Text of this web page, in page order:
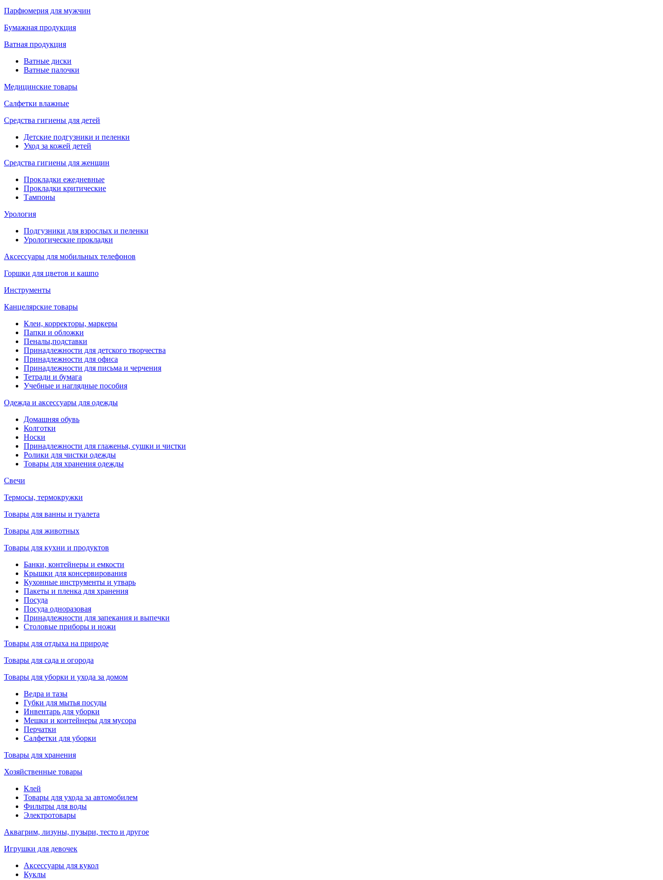
Парфюмерия для мужчин
Бумажная продукция
Ватная продукция
Ватные диски
Ватные палочки
Медицинские товары
Салфетки влажные
Средства гигиены для детей
Детские подгузники и пеленки
Уход за кожей детей
Средства гигиены для женщин
Прокладки ежедневные
Прокладки критические
Тампоны
Урология
Подгузники для взрослых и пеленки
Урологические прокладки
Аксессуары для мобильных телефонов
Горшки для цветов и кашпо
Инструменты
Канцелярские товары
Клеи, корректоры, маркеры
Папки и обложки
Пеналы,подставки
Принадлежности для детского творчества
Принадлежности для офиса
Принадлежности для письма и черчения
Тетради и бумага
Учебные и наглядные пособия
Одежда и аксессуары для одежды
Домашняя обувь
Колготки
Носки
Принадлежности для глаженья, сушки и чистки
Ролики для чистки одежды
Товары для хранения одежды
Свечи
Термосы, термокружки
Товары для ванны и туалета
Товары для животных
Товары для кухни и продуктов
Банки, контейнеры и емкости
Крышки для консервирования
Кухонные инструменты и утварь
Пакеты и пленка для хранения
Посуда
Посуда одноразовая
Принадлежности для запекания и выпечки
Столовые приборы и ножи
Товары для отдыха на природе
Товары для сада и огорода
Товары для уборки и ухода за домом
Ведра и тазы
Губки для мытья посуды
Инвентарь для уборки
Мешки и контейнеры для мусора
Перчатки
Салфетки для уборки
Товары для хранения
Хозяйственные товары
Клей
Товары для ухода за автомобилем
Фильтры для воды
Электротовары
Аквагрим, лизуны, пузыри, тесто и другое
Игрушки для девочек
Аксессуары для кукол
Куклы